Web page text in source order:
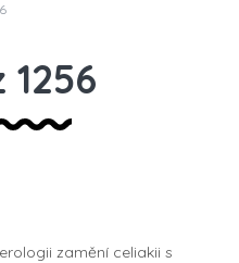
zamění celiakii s